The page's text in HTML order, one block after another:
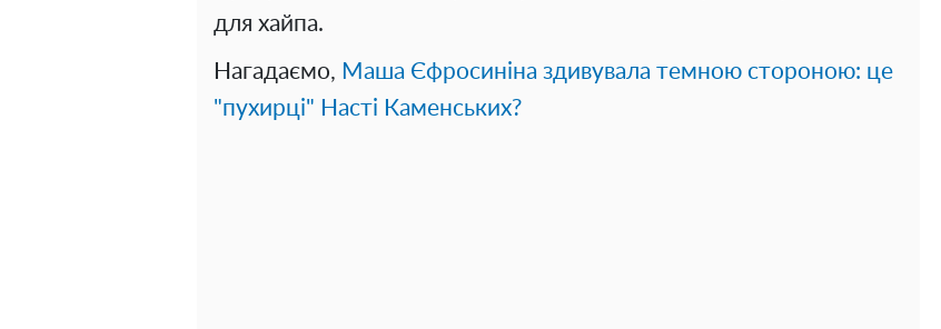
для хайпа.
Нагадаємо, Маша Єфросиніна здивувала темною стороною: це
"пухирці" Насті Каменських?